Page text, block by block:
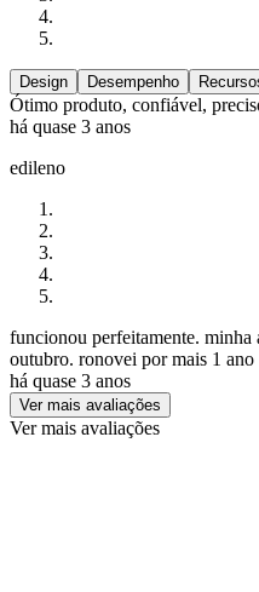
Design Desempenho
Ótimo produto, confiável,
há quase 3 anos
edileno
funcionou perfeitamente. minha
outubro. ronovei por mais 1 ano
há quase 3 anos
Ver mais avaliações
Ver mais avaliações